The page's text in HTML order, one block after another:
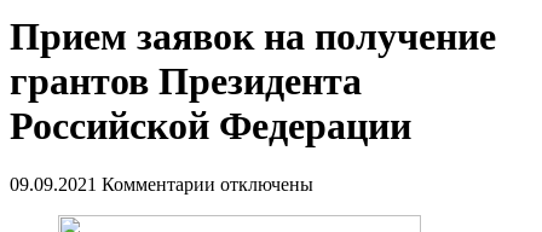
Прием заявок на получение
грантов Президента
Российской Федерации
09.09.2021 Комментарии отключены